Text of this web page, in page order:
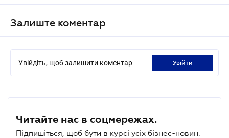
Залиште коментар
Увійдіть, щоб залишити коментар увійти
Читайте нас в соцмережах.
Підпишіться, щоб бути в курсі усіх бізнес-новин.